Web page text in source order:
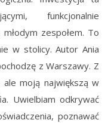
funkcjonalnie
zespołem. To
w stolicy. Autor Ania
z Warszawy. Z
ale moją największą w
Uwielbiam odkrywać
poznawać